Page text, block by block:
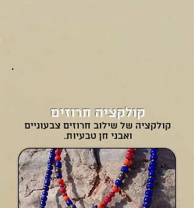
קולקציה חרוזים
קולקציה של שילוב חרוזים צבעוניים
ואבני חן טבעיות.